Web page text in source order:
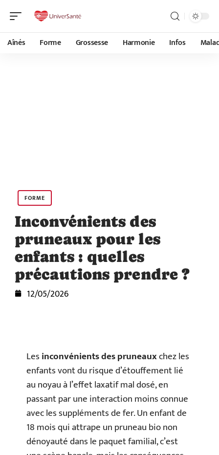
Aînés Forme Grossesse Harmonie Infos
FORME
Inconvénients des
pruneaux pour les
enfants : quelles
précautions prendre ?
12/05/2026
Lesinconvénients des pruneauxchez les
enfants vont du risque d’étouffement lié
au noyau à l’effet laxatif mal dosé, en
passant par une interaction moins connue
avec les suppléments de fer. Un enfant de
18 mois qui attrape un pruneau bio non
dénoyauté dans le paquet familial, c’est